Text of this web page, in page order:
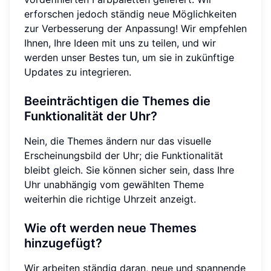
erforschen jedoch ständig neue Möglichkeiten
zur Verbesserung der Anpassung! Wir empfehlen
Ihnen, Ihre Ideen mit uns zu teilen, und wir
werden unser Bestes tun, um sie in zukünftige
Updates zu integrieren.
Beeinträchtigen die Themes die
Funktionalität der Uhr?
Nein, die Themes ändern nur das visuelle
Erscheinungsbild der Uhr; die Funktionalität
bleibt gleich. Sie können sicher sein, dass Ihre
Uhr unabhängig vom gewählten Theme
weiterhin die richtige Uhrzeit anzeigt.
Wie oft werden neue Themes
hinzugefügt?
Wir arbeiten ständig daran, neue und spannende